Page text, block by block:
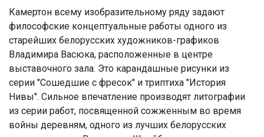
Камертон всему изобразительному ряду задают
философские концептуальные работы одного из
старейших белорусских художников-графиков
Владимира Васюка, расположенные в центре
выставочного зала. Это карандашные рисунки из
серии "Сошедшие с фресок" и триптиха "История
Нивы". Сильное впечатление производят литографии
из серии работ, посвященной сожженным во время
войны деревням, одного из лучших белорусских